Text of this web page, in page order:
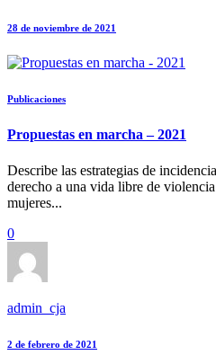
28 de noviembre de 2021
Publicaciones
Propuestas en marcha – 2021
Describe las estrategias de
derecho a una vida libre de
mujeres...
0
admin_cja
2 de febrero de 2021